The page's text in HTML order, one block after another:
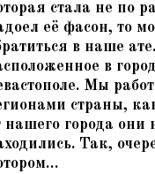
стала не по
её фасон, то
в наше
в
Мы
страны,
нашего города они
Так,